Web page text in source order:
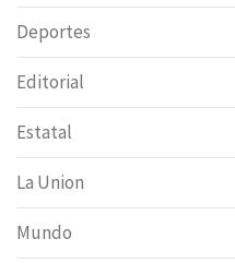
Deportes
Editorial
Estatal
La Union
Mundo